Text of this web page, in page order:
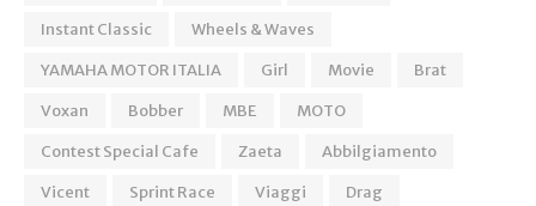
Instant Classic
Wheels & Waves
YAMAHA MOTOR ITALIA
Girl Movie
Brat
Voxan
Bobber MBE
MOTO
Contest Special Cafe
Zaeta
Abbilgiamento
Vicent
Sprint Race Viaggi
Drag